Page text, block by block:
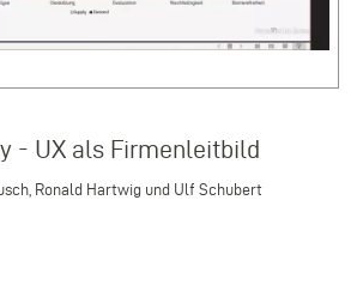
- UX als Firmenleitbild
Ronald Hartwig und Ulf Schubert